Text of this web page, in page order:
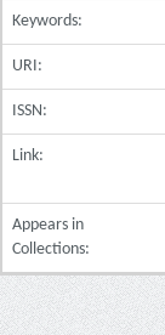
Keywords:
URI:
ISSN:
Link:
Appears in
Collections: